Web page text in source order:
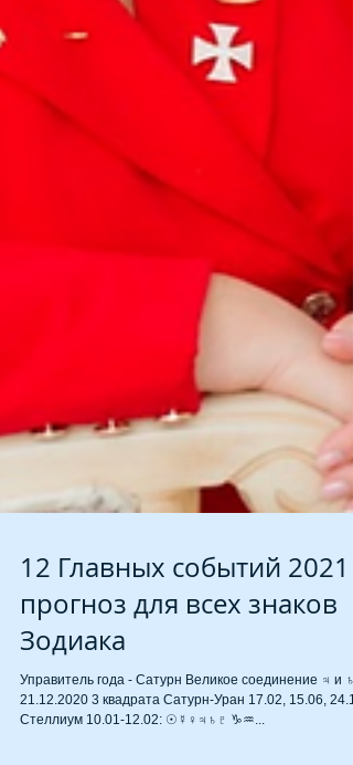
12 Главных событий 2021 -
прогноз для всех знаков
Зодиака
Управитель года - Сатурн Великое соединение ♃ и ♄